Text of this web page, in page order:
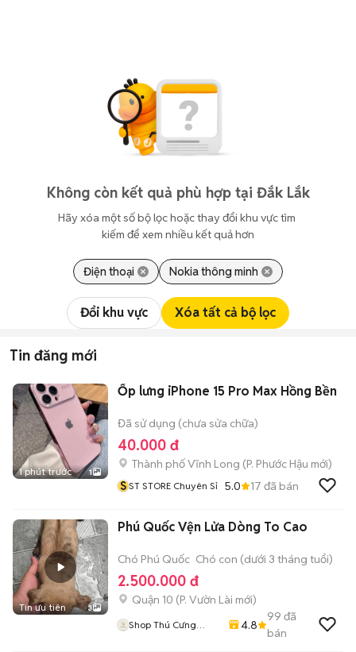
Không còn kết quả phù hợp tại Đắk Lắk
Hãy xóa một số bộ lọc hoặc thay đổi khu vực tìm
kiếm để xem nhiều kết quả hơn
Điện thoại Nokia thông minh
Đổi khu vực Xóa tất cả bộ lọc
Tin đăng mới
1 phút trước 1
Ốp lưng iPhone 15 Pro Max Hồng Bền
Đã sử dụng (chưa sửa chữa)
40.000 đ
Thành phố Vĩnh Long (P. Phước Hậu mới)
S ST STORE Chuyên Sỉ 5.0 17 đã bán
Tin ưu tiên 3
Phú Quốc Vện Lửa Dòng To Cao
Chó Phú Quốc Chó con (dưới 3 tháng tuổi)
2.500.000 đ
Quận 10 (P. Vườn Lài mới)
Shop Thú Cưng
4.8
99 đã
bán